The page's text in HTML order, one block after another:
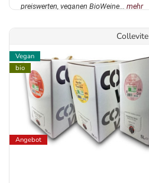
preiswerten, veganen BioWeine... mehr
Collevite
Vegan
bio
Angebot